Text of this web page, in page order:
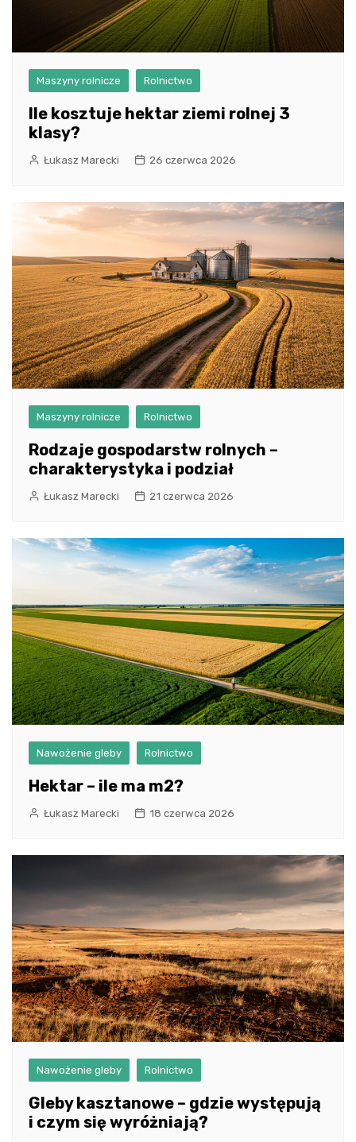
Maszyny rolnicze Rolnictwo
Ile kosztuje hektar ziemi rolnej 3
klasy?
Łukasz Marecki 26 czerwca 2026
Maszyny rolnicze Rolnictwo
Rodzaje gospodarstw rolnych –
charakterystyka i podział
Łukasz Marecki 21 czerwca 2026
Nawożenie gleby Rolnictwo
Hektar – ile ma m2?
Łukasz Marecki 18 czerwca 2026
Nawożenie gleby Rolnictwo
Gleby kasztanowe – gdzie występują
i czym się wyróżniają?